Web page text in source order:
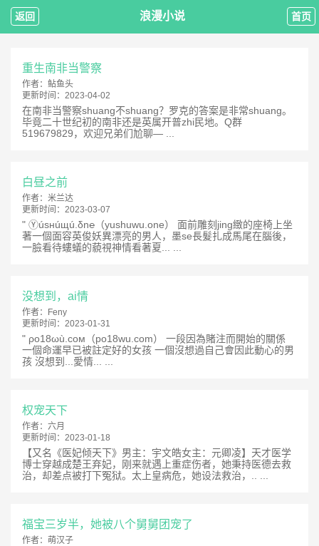
返回 浪漫小说 首页
重生南非当警察
作者： 鲇鱼头
更新时间： 2023-04-02
在南非当警察shuang不shuang？罗克的答案是非常shuang。
毕竟二十世纪初的南非还是英属开普zhi民地。Q群
519679829，欢迎兄弟们尬聊— ...
白昼之前
作者： 米兰达
更新时间： 2023-03-07
" Ⓨúsнúщú.δn℮（yushuwu.one） 面前雕刻jing緻的座椅上坐
著一個面容英俊妖異漂亮的男人，墨se長髮扎成馬尾在腦後，
一臉看待螻蟻的藐視神情看著夏... ...
没想到，ai情
作者：
Feny
更新时间： 2023-01-31
" ρο18ωù.cοм（po18wu.com） 一段因為賭注而開始的關係
一個命運早已被註定好的女孩 一個沒想過自己會因此動心的男
孩 沒想到...愛情... ...
权宠天下
作者： 六月
更新时间： 2023-01-18
【又名《医妃倾天下》男主：宇文皓女主：元卿凌】天才医学
博士穿越成楚王弃妃，刚来就遇上重症伤者，她秉持医德去救
治，却差点被打下冤狱。太上皇病危，她设法救治，.. ...
福宝三岁半，她被八个舅舅团宠了
作者： 萌汉子